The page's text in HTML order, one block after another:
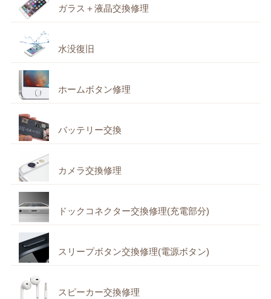
ガラス＋液晶交換修理
水没復旧
ホームボタン修理
バッテリー交換
カメラ交換修理
ドックコネクター交換修理(充電部分)
スリープボタン交換修理(電源ボタン)
スピーカー交換修理